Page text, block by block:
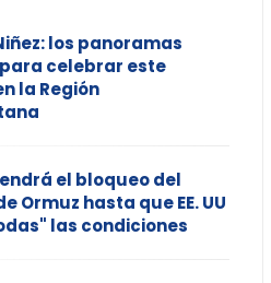
los panoramas
celebrar este
la Región
el bloqueo del
Ormuz hasta que EE. UU
las condiciones